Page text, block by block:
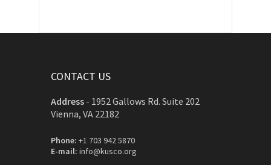
CONTACT US
Address - 1952 Gallows Rd. Suite 202
Vienna, VA 22182
Phone: +1 703 942 5870
E-mail: info@kusco.org